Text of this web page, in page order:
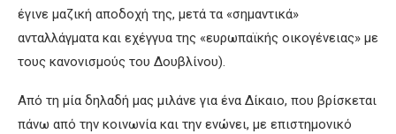
έγινε μαζική αποδοχή της, μετά τα «σημαντικά»
ανταλλάγματα και εχέγγυα της «ευρωπαϊκής οικογένειας» με
τους κανονισμούς του Δουβλίνου).
Από τη μία δηλαδή μας μιλάνε για ένα Δίκαιο, που βρίσκεται
πάνω από την κοινωνία και την ενώνει, με επιστημονικό